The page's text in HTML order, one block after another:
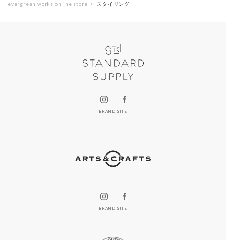
evergreen works online store スタイリング
BRAND SITE
BRAND SITE